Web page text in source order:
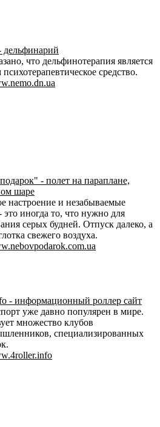
что дельфинотерапия является
средство.
- полет на параплане,
шаре
настроение и незабываемые
иногда то, что нужно для
серых будней. Отпуск далеко, а
свежего воздуха.
- информационный роллер сайт
уже давно популярен в мире.
множество клубов
специализированных